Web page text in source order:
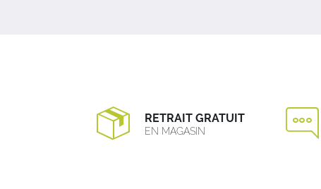
RETRAIT GRATUIT
EN MAGASIN